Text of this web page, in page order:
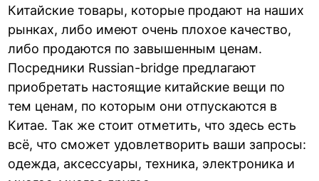
Китайские товары, которые продают на наших
рынках, либо имеют очень плохое качество,
либо продаются по завышенным ценам.
Посредники Russian-bridge предлагают
приобретать настоящие китайские вещи по
тем ценам, по которым они отпускаются в
Китае. Так же стоит отметить, что здесь есть
всё, что сможет удовлетворить ваши запросы:
одежда, аксессуары, техника, электроника и